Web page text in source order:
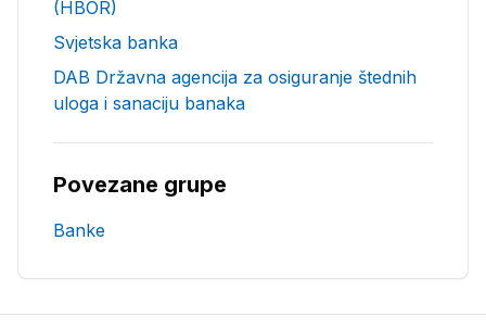
(HBOR)
Svjetska banka
DAB Državna agencija za osiguranje štednih
uloga i sanaciju banaka
Povezane grupe
Banke